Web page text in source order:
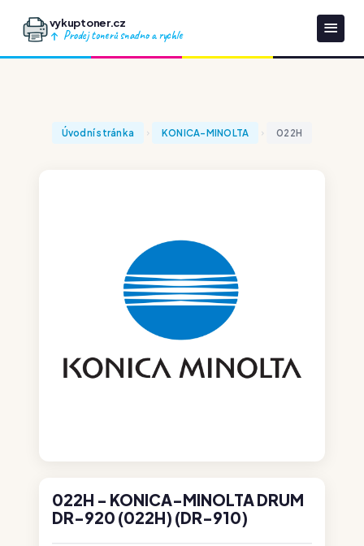
vykuptoner.cz
Prodej tonerů snadno a rychle
Úvodní stránka KONICA-MINOLTA 022H
022H - KONICA-MINOLTA DRUM
DR-920 (022H) (DR-910)